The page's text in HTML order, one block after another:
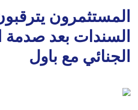
المستثمرون
السندات بعد صدمة
الجنائي مع باول